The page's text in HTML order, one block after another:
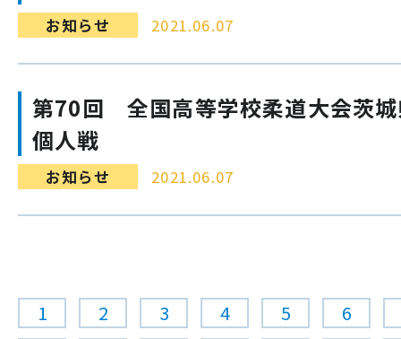
お知らせ 2021.06.07
第70回 全国高等学校柔道大会茨
個人戦
お知らせ 2021.06.07
1 2 3 4 5
6